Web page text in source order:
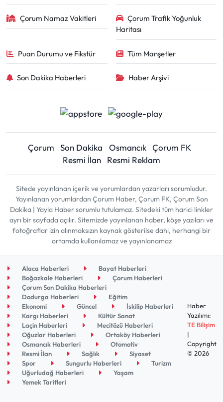
Çorum Namaz Vakitleri
Çorum Trafik Yoğunluk
Haritası
Puan Durumu ve Fikstür Tüm Manşetler
Son Dakika Haberleri Haber Arşivi
Çorum Son Dakika Osmancık Çorum FK
Resmi İlan
Resmi Reklam
Sitede yayınlanan içerik ve yorumlardan yazarları sorumludur.
Yayınlanan yorumlardan Çorum Haber, Çorum FK, Çorum Son
Dakika | Yayla Haber sorumlu tutulamaz. Sitedeki tüm harici linkler
ayrı bir sayfada açılır. Sitemizde yayınlanan haber, köşe yazıları ve
fotoğraflar izin alınmaksızın kaynak gösterilse dahi, herhangi bir
ortamda kullanılamaz ve yayınlanamaz
Alaca Haberleri
Bayat Haberleri
Boğazkale Haberleri
Çorum Haberleri
Çorum Son Dakika Haberleri
Dodurga Haberleri
Eğitim
Ekonomi
Güncel
İskilip Haberleri
Kargı Haberleri
Kültür Sanat
Laçin Haberleri
Mecitözü Haberleri
Oğuzlar Haberleri
Ortaköy Haberleri
Osmancık Haberleri
Otomotiv
Resmi İlan
Sağlık
Siyaset
Spor
Sungurlu Haberleri
Turizm
Uğurludağ Haberleri
Yaşam
Yemek Tarifleri
Haber
Yazılımı:
TE Bilişim
|
Copyright
© 2026